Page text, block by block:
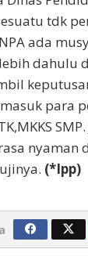
tdk
ada
dahulu
para
nyaman
(*Ipp)